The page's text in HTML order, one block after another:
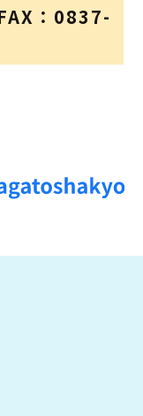
：0837-